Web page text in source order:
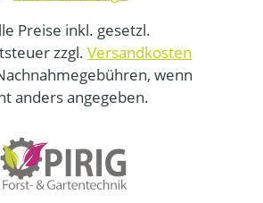
Preise inkl. gesetzl.
zzgl. Versandkosten
wenn
anders angegeben.